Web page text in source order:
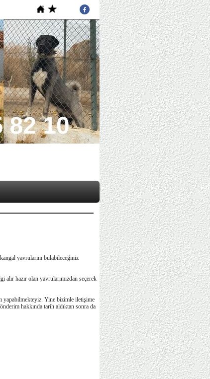
yavrularını bulabileceğiniz
hazır olan yavrularımızdan seçerek
yapabilmekteyiz. Yine bizimle iletişime
hakkında tarih aldıktan sonra da